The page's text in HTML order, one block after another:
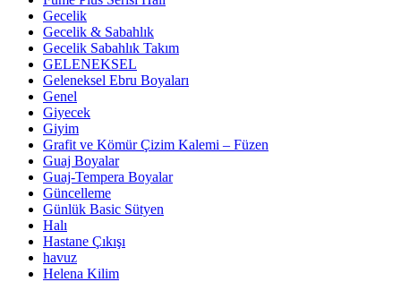
Gecelik
Gecelik & Sabahlık
Gecelik Sabahlık Takım
GELENEKSEL
Geleneksel Ebru Boyaları
Genel
Giyecek
Giyim
Grafit ve Kömür Çizim Kalemi – Füzen
Guaj Boyalar
Guaj-Tempera Boyalar
Güncelleme
Günlük Basic Sütyen
Halı
Hastane Çıkışı
havuz
Helena Kilim